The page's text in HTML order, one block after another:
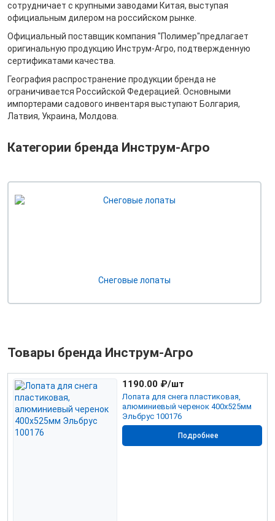
сотрудничает с крупными заводами Китая, выступая
официальным дилером на российском рынке.
Официальный поставщик компания "Полимер"предлагает
оригинальную продукцию Инструм-Агро, подтвержденную
сертификатами качества.
География распространение продукции бренда не
ограничивается Российской Федерацией. Основными
импортерами садового инвентаря выступают Болгария,
Латвия, Украина, Молдова.
Категории бренда Инструм-Агро
Снеговые лопаты
Товары бренда Инструм-Агро
Лопата для снега пластиковая,
алюминиевый черенок 400х525мм
Эльбрус 100176
1190.00 ₽/шт
Подробнее